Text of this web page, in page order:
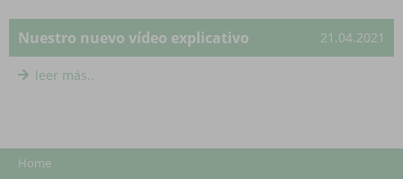
Nuestro nuevo vídeo explicativo 21.04.2021
leer más..
Home